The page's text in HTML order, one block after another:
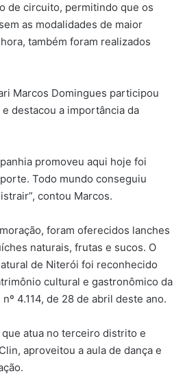
de circuito, permitindo que os
as modalidades de maior
também foram realizados
Marcos Domingues participou
destacou a importância da
promoveu aqui hoje foi
Todo mundo conseguiu
contou Marcos.
foram oferecidos lanches
naturais, frutas e sucos. O
de Niterói foi reconhecido
cultural e gastronômico da
4.114, de 28 de abril deste ano.
atua no terceiro distrito e
aproveitou a aula de dança e